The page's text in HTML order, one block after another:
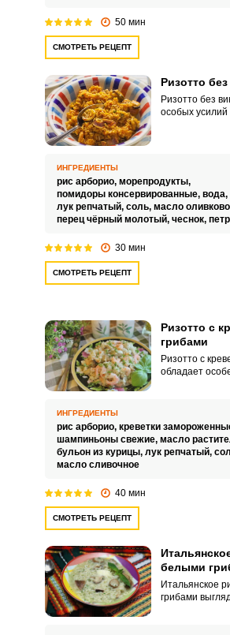
50 мин
СМОТРЕТЬ РЕЦЕПТ
Ризотто
Ризотто без
особых усилий
привлекает
видом.
ИНГРЕДИЕНТЫ
рис арборио, морепродукты,
помидоры консервированные, вода,
лук репчатый, соль, масло
перец чёрный молотый, чеснок,
30 мин
СМОТРЕТЬ РЕЦЕПТ
Ризотто с
грибами
Ризотто с
обладает
ингредиенты.
ИНГРЕДИЕНТЫ
рис арборио, креветки
шампиньоны свежие, масло
бульон из курицы, лук репчатый,
масло сливочное
40 мин
СМОТРЕТЬ РЕЦЕПТ
белыми
Итальянское
грибами